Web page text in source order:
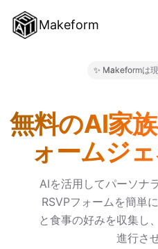
Makeform
ブログ
料金
✨ Makeformは
無料のAI家
ォームジ
AIを活用してパーソナ
RSVPフォームを簡単
と食事の好みを収集し
進行さ